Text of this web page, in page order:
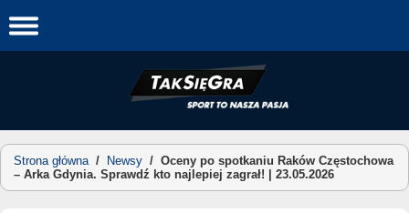
to
Strona główna/ Newsy / Oceny po spotkaniu Raków Częstochowa
– Arka Gdynia. Sprawdź kto najlepiej zagrał! | 23.05.2026